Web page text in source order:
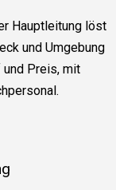
Hauptleitung löst
und Umgebung
und Preis, mit